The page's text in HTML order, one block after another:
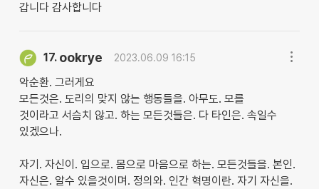
갑니다 감사합니다
17. ookrye 2023.06.09 16:15
악순환. 그러게요
모든것은. 도리의 맞지 않는 행동들을. 아무도. 모를
것이라고 서슴치 않고. 하는 모든것들은. 다 타인은. 속일수
있겠으나.
자기. 자신이. 입으로. 몸으로 마음으로 하는. 모든것들을. 본인.
자신은. 알수 있을것이며. 정의와. 인간 혁명이란. 자기 자신을.